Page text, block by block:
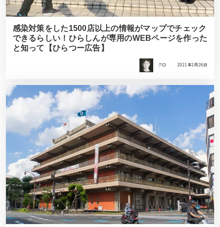
感染対策をした1500店以上の情報がマップでチェック
できるらしい！ひらしんが専⽤のWEBページを作った
と知って【ひらつー広告】
クロ 2021年1月26日